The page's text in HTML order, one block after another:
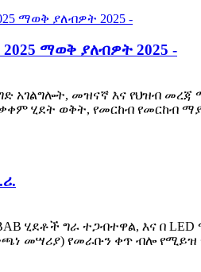
ማወቅ ያለብዎት 2025 -
አገልግሎት, መዝናኛ እና የህዝብ
ሂደት ወቅት, የመርከብ የመርከብ ማያ
ሂደቶች ግራ ተጋብተዋል, እና በ
መሣሪያ) የመራቡን ቀጥ ብሎ